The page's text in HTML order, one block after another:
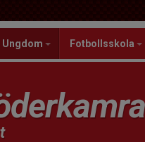
Ungdom Fotbollsskola